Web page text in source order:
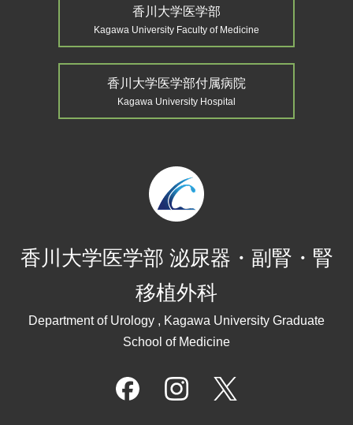
香川大学医学部
Kagawa University Faculty of Medicine
香川大学医学部付属病院
Kagawa University Hospital
香川大学医学部 泌尿器・副腎・腎
移植外科
Department of Urology , Kagawa University Graduate
School of Medicine